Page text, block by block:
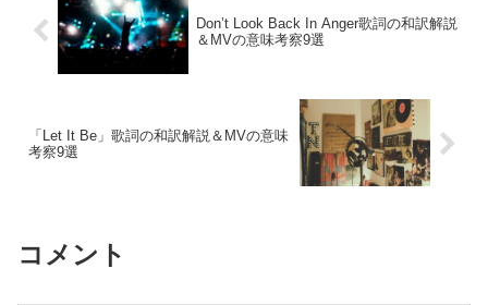
Don’t Look Back In Anger歌詞の和訳解説
＆MVの意味考察9選
「Let It Be」歌詞の和訳解説＆MVの意味
考察9選
コメント